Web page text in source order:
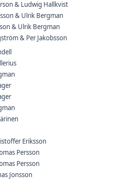
& Ludwig Hallkvist
& Ulrik Bergman
& Ulrik Bergman
& Per Jakobsson
Eriksson
Persson
Persson
Jonsson